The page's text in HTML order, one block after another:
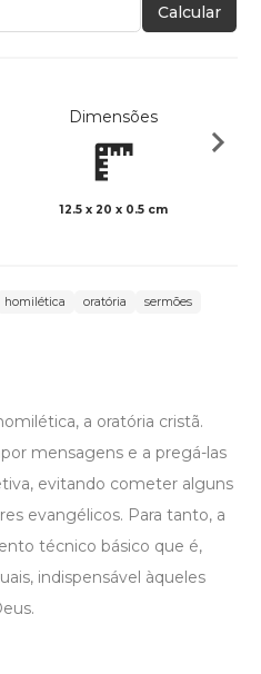
Calcular
Dimensões
12.5 x 20 x 0.5 cm
homilética oratória sermões
a oratória cristã.
mensagens e a pregá-las
evitando cometer alguns
evangélicos. Para tanto, a
técnico básico que é,
indispensável àqueles